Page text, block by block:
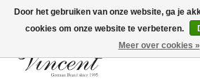
Bots Electronics T.+31 (0)40 20 71777
Door het gebruiken van onze website, ga je
cookies om onze website te verbeteren.
Meer over cookies »